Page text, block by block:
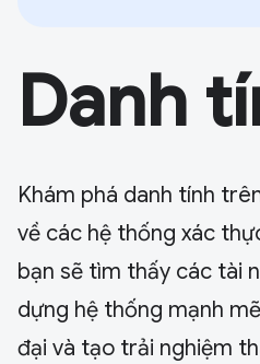
Danh
Khám phá danh tính
về các hệ thống xác
bạn sẽ tìm thấy các tài
dựng hệ thống mạnh
đại và tạo trải nghiệm